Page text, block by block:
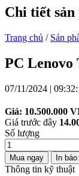
Chi tiết sản
Trang chủ / Sản
PC Lenovo
07/11/2024 |
Giá: 10.500.000
Giá trước đây
Số lượng
Mua ngay In báo
Thông tin kỹ thuật